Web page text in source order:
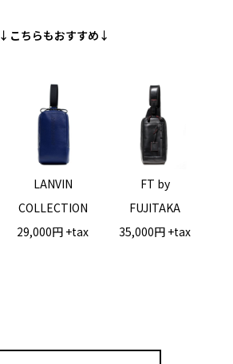
↓こちらもおすすめ↓
LANVIN
COLLECTION
29,000円 +tax
FT by
FUJITAKA
35,000円 +tax